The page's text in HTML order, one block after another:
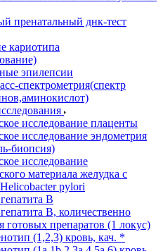
пренатальный днк-тест
кариотипа
эпилепсии
спектрометрия(спектр
исследование плаценты
исследование эндометрия
биопсия)
исследование
материала желудка с
pylori
B
B, количественно
готовых препаратов (1 локус)
(1,2,3) кровь, кач. *